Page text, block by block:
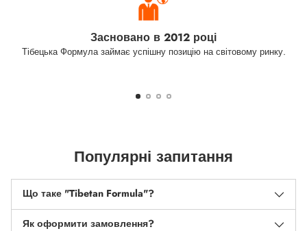
Засновано в 2012 році
Тібецька Формула займає успішну позицію на світовому ринку.
Популярні запитання
Що таке "Tibetan Formula"?
Як оформити замовлення?